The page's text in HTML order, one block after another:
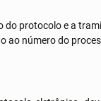
do protocolo e a
ao número do